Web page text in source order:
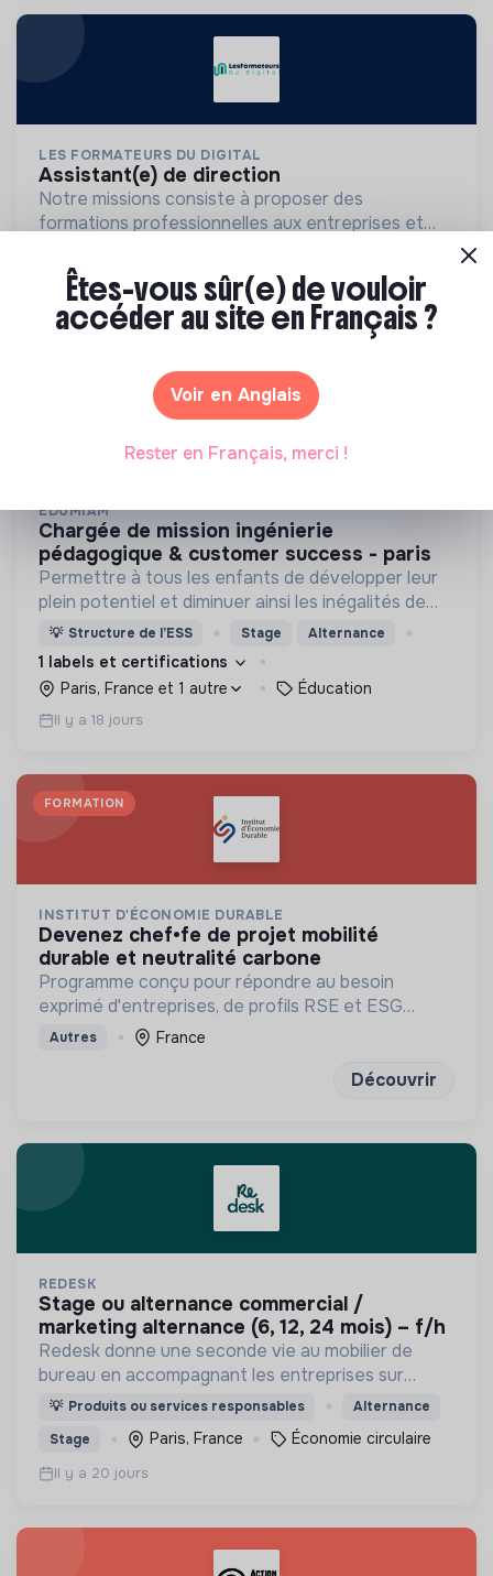
LES FORMATEURS DU DIGITAL
assistant(e) de direction
Notre missions consiste à proposer des
formations professionnelles aux entreprises et
Paris, France Formation
Il y a 1 an
EDUMIAM
chargée de mission ingénierie
pédagogique & customer success - paris
Permettre à tous les enfants de développer leur
plein potentiel et diminuer ainsi les inégalités de
destin...rien que ça !
💡 Structure de l’ESS Stage Alternance
1 labels et certifications
Paris, France et 1 autre
Éducation
Il y a 18 jours
FORMATION
INSTITUT D'ÉCONOMIE DURABLE
devenez chef•fe de projet mobilité
durable et neutralité carbone
Programme conçu pour répondre au besoin
exprimé d'entreprises, de profils RSE et ESG
solides et en pleine maîtrise des fondamentaux
Autres France
Découvrir
REDESK
stage ou alternance commercial /
marketing alternance (6, 12, 24 mois) – f/h
Redesk donne une seconde vie au mobilier de
bureau en accompagnant les entreprises sur
toutes les problématiques liées à l'économie
circulaire dans le domaine du mobilier
professionnel.
💡 Produits ou services responsables
Alternance
Stage
Paris, France Économie circulaire
Il y a 20 jours
Êtes-vous sûr(e) de vouloir
accéder au site en Français ?
Voir en Anglais
Rester en Français, merci !